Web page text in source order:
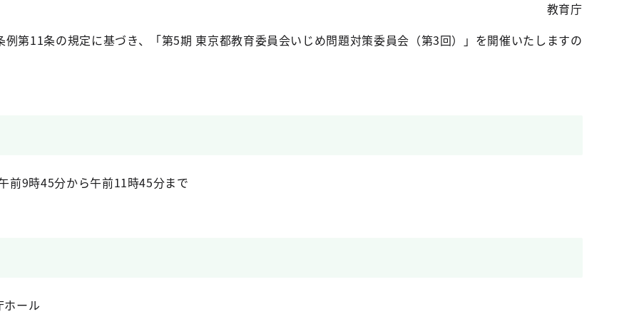
教育庁
第11条の規定に基づき、「第5期 東京都教育委員会いじめ問題対策委員会（第3回）」を開催いたしますの
前9時45分から午前11時45分まで
ホール